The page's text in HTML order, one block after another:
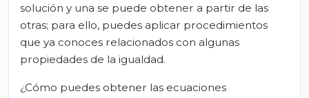
solución y una se puede obtener a partir de las
otras; para ello, puedes aplicar procedimientos
que ya conoces relacionados con algunas
propiedades de la igualdad.
¿Cómo puedes obtener las ecuaciones